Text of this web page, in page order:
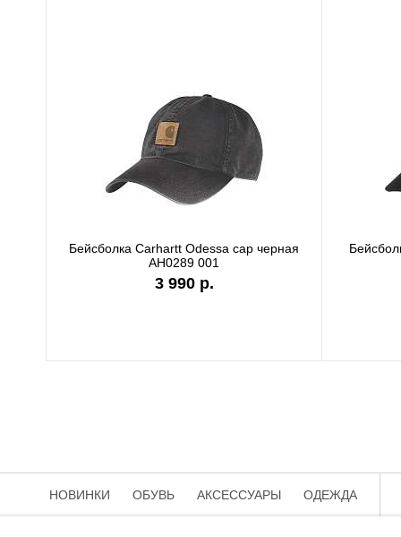
Бейсболка Carhartt Odessa cap черная
AH0289 001
3 990 р.
НОВИНКИ ОБУВЬ АКСЕССУАРЫ ОДЕЖДА